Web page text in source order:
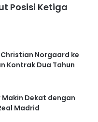
Posisi Ketiga
Norgaard ke
Kontrak Dua Tahun
Dekat dengan
Madrid